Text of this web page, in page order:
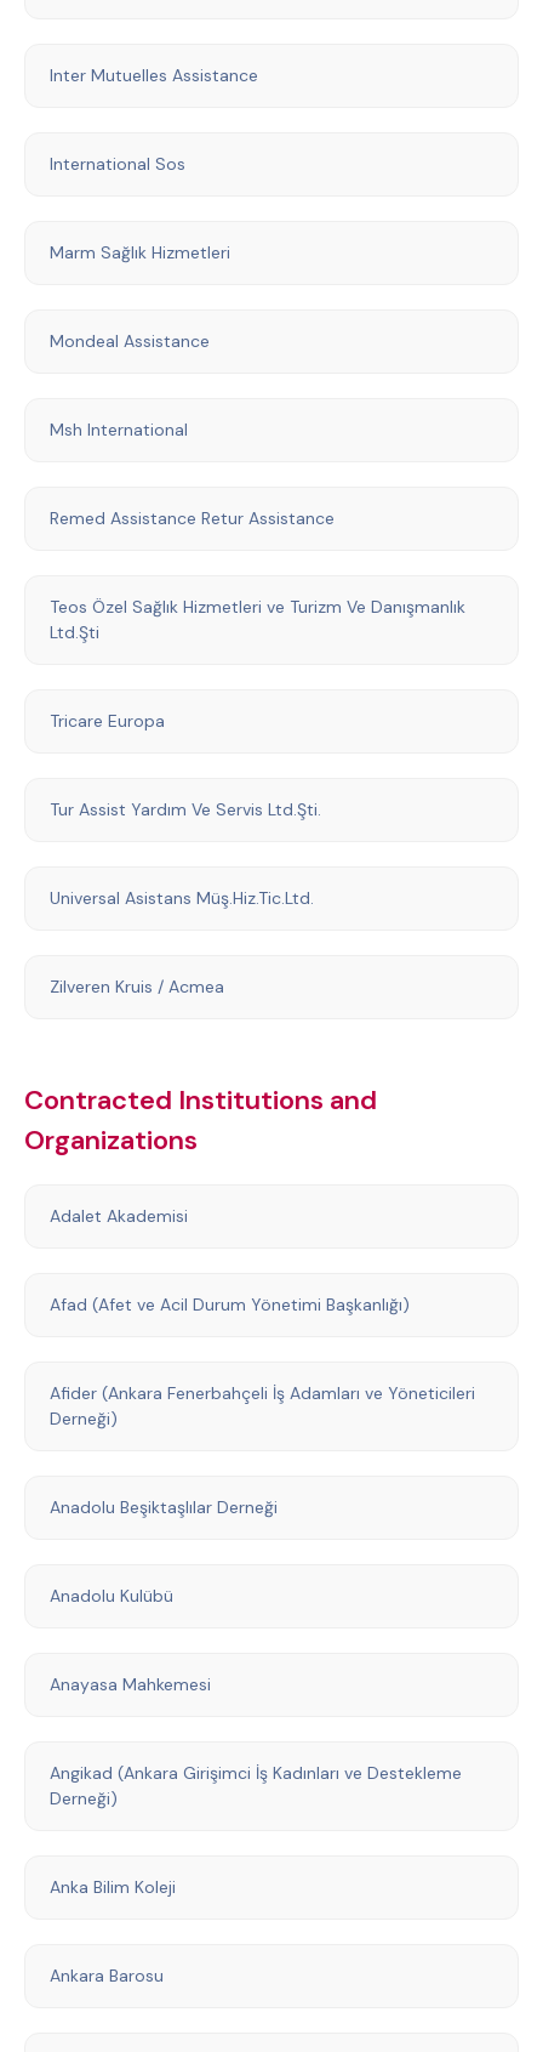
Inter Mutuelles Assistance
International Sos
Marm Sağlık Hizmetleri
Mondeal Assistance
Msh International
Remed Assistance Retur Assistance
Teos Özel Sağlık Hizmetleri ve Turizm Ve Danışmanlık
Ltd.Şti
Tricare Europa
Tur Assist Yardım Ve Servis Ltd.Şti.
Universal Asistans Müş.Hiz.Tic.Ltd.
Zilveren Kruis / Acmea
Contracted Institutions and
Organizations
Adalet Akademisi
Afad (Afet ve Acil Durum Yönetimi Başkanlığı)
Afider (Ankara Fenerbahçeli İş Adamları ve Yöneticileri
Derneği)
Anadolu Beşiktaşlılar Derneği
Anadolu Kulübü
Anayasa Mahkemesi
Angikad (Ankara Girişimci İş Kadınları ve Destekleme
Derneği)
Anka Bilim Koleji
Ankara Barosu